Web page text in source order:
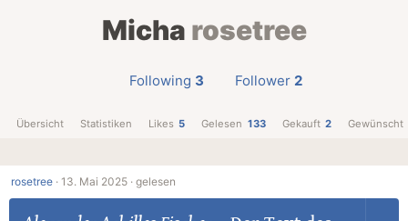
Micha rosetree
Following 3 Follower 2
Übersicht Statistiken Likes 5 Gelesen 133 Gekauft 2 Gewünscht
rosetree · 13. Mai 2025 · gelesen